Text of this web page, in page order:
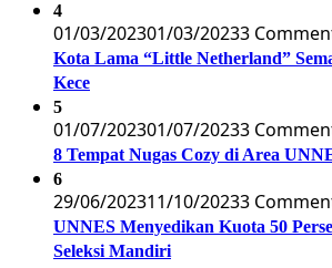
4
01/03/202301/03/20233
Kota Lama “Little Netherland”
Kece
5
01/07/202301/07/20233
8 Tempat Nugas Cozy di Area
6
29/06/202311/10/20233
UNNES Menyedikan Kuota 50
Seleksi Mandiri